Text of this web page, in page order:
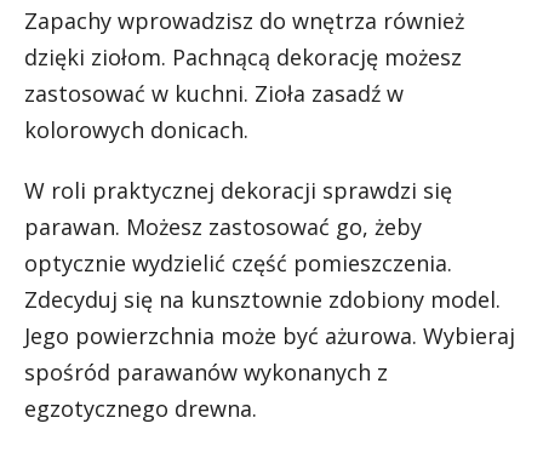
Zapachy wprowadzisz do wnętrza również
dzięki ziołom. Pachnącą dekorację możesz
zastosować w kuchni. Zioła zasadź w
kolorowych donicach.
W roli praktycznej dekoracji sprawdzi się
parawan. Możesz zastosować go, żeby
optycznie wydzielić część pomieszczenia.
Zdecyduj się na kunsztownie zdobiony model.
Jego powierzchnia może być ażurowa. Wybieraj
spośród parawanów wykonanych z
egzotycznego drewna.